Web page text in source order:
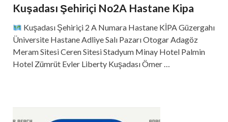
Kuşadası Şehiriçi No2A Hastane Kipa
Kuşadası Şehiriçi 2 A Numara Hastane KİPA Güzergahı
Üniversite Hastane Adliye Salı Pazarı Otogar Adagöz
Meram Sitesi Ceren Sitesi Stadyum Minay Hotel Palmin
Hotel Zümrüt Evler Liberty Kuşadası Ömer …